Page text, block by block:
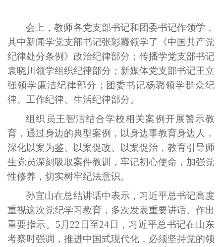
会上，教师各党支部书记和团委书记作领学，
其中新闻学党支部书记张彩霞领学了《中国共产党
纪律处分条例》政治纪律部分；传播学党支部书记
袁晓川领学组织纪律部分；新媒体党支部书记王立
强领学廉洁纪律部分；团委书记杨璐领学群众纪
律、工作纪律、生活纪律部分。
组织员王智洁结合学校相关案例开展警示教
育，通过身边的典型案例，以身边事教育身边人，
深化以案为鉴、以案促改、以案促治，教育引导师
生党员深刻吸取案件教训，牢记初心使命，加强党
性修养，切实树牢纪法意识。
孙宜山在总结讲话中表示，习近平总书记高度
重视这次党纪学习教育，多次发表重要讲话、作出
重要指示。5月22日至24日，习近平总书记在山东
考察时强调，推进中国式现代化，必须坚持党的领